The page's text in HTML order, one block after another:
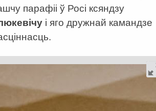
парафіі ў Росі ксяндзу
і яго дружнай камандзе